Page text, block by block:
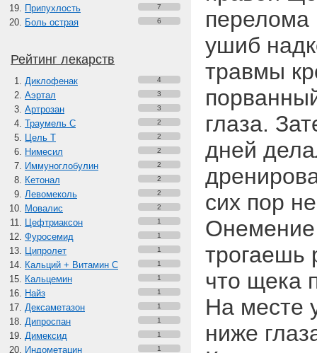
Припухлость 7
Боль острая 6
Рейтинг лекарств
Диклофенак 4
Аэртал 3
Артрозан 3
Траумель С 2
Цель Т 2
Нимесил 2
Иммуноглобулин 2
Кетонал 2
Левомеколь 2
Мовалис 2
Цефтриаксон 1
Фуросемид 1
Ципролет 1
Кальций + Витамин C 1
Кальцемин 1
Найз 1
Дексаметазон 1
Дипроспан 1
Димексид 1
Индометацин 1
перелома
ушиб
травмы
глаза.
дней
сих пор
Онемение
трогаешь
что щека
На месте
ниже